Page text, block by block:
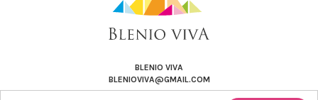
BLENIO VIVA
BLENIOVIVA@GMAIL.COM